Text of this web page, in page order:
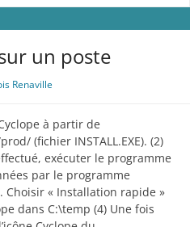
un poste
Renaville
à partir de
(fichier INSTALL.EXE). (2)
exécuter le programme
par le programme
Choisir « Installation rapide »
dans C:\temp (4) Une fois